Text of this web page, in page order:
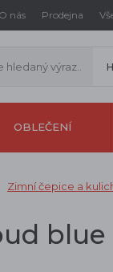
nás Prodejna
OBLEČENÍ
Zimní čepice a
blue